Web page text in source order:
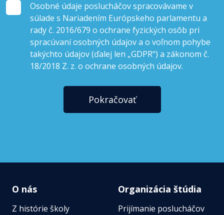
Osobné údaje poslucháčov spracovávame v
súlade s Nariadením Európskeho parlamentu a
rady č. 2016/679 o ochrane fyzických osôb pri
spracúvaní osobných údajov a o voľnom pohybe
takýchto údajov (ďalej len „GDPR“) a zákonom č.
18/2018 Z. z. o ochrane osobných údajov.
Pokračovať
O nás
Z histórie školy
Organizácia štúdia
Prijímanie poslucháčov